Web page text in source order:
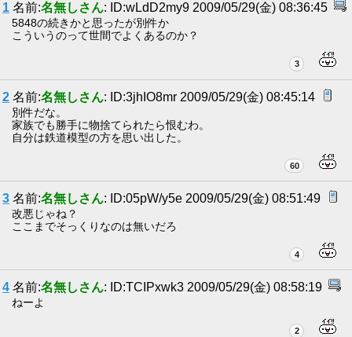
1 名前:名無しさん: ID:wLdD2my9 2009/05/29(金) 08:36:45
5848の続きかと思ったが別件か
こういうのって世間でよくあるのか？
3
2 名前:名無しさん: ID:3jhIO8mr 2009/05/29(金) 08:45:14
別件だな。
家族でも勝手に物捨てられたら恨むわ。
自分は鉄道模型の方を思い出した。
60
3 名前:名無しさん: ID:05pW/y5e 2009/05/29(金) 08:51:49
改悪じゃね？
ここまでそっくりなのは無いだろ
4
4 名前:名無しさん: ID:TCIPxwk3 2009/05/29(金) 08:58:19
ねーよ
2